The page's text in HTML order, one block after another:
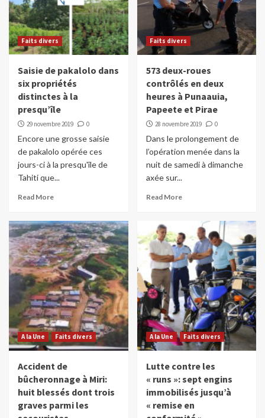
Faits divers
Saisie de pakalolo dans
six propriétés
distinctes à la
presqu’île
29 novembre 2019 0
Encore une grosse saisie
de pakalolo opérée ces
jours-ci à la presqu'île de
Tahiti que...
Read More
Faits divers
573 deux-roues
contrôlés en deux
heures à Punaauia,
Papeete et Pirae
28 novembre 2019 0
Dans le prolongement de
l’opération menée dans la
nuit de samedi à dimanche
axée sur...
Read More
A la Une Faits divers
Accident de
bûcheronnage à Miri:
huit blessés dont trois
graves parmi les
A la Une Faits divers
Lutte contre les
« runs »: sept engins
immobilisés jusqu’à
« remise en